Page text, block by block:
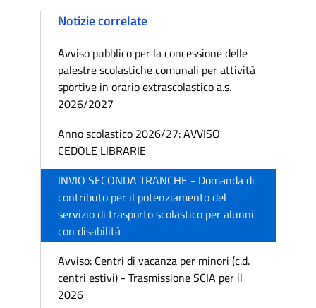
Notizie correlate
Avviso pubblico per la concessione delle
palestre scolastiche comunali per attività
sportive in orario extrascolastico a.s.
2026/2027
Anno scolastico 2026/27: AVVISO
CEDOLE LIBRARIE
INVIO SECONDA TRANCHE - Domanda di
contributo per il potenziamento del
servizio di trasporto scolastico per alunni
con disabilità
Avviso: Centri di vacanza per minori (c.d.
centri estivi) - Trasmissione SCIA per il
2026